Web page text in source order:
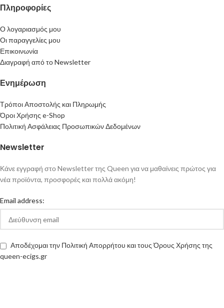
Πληροφορίες
Ο λογαριασμός μου
Οι παραγγελίες μου
Επικοινωνία
Διαγραφή από το Newsletter
Ενημέρωση
Τρόποι Αποστολής και Πληρωμής
Όροι Χρήσης e-Shop
Πολιτική Ασφάλειας Προσωπικών Δεδομένων
Newsletter
Κάνε εγγραφή στο Newsletter της Queen για να μαθαίνεις πρώτος για
νέα προϊόντα, προσφορές και πολλά ακόμη!
Email address:
Αποδέχομαι την Πολιτική Απορρήτου και τους Όρους Χρήσης της
queen-ecigs.gr